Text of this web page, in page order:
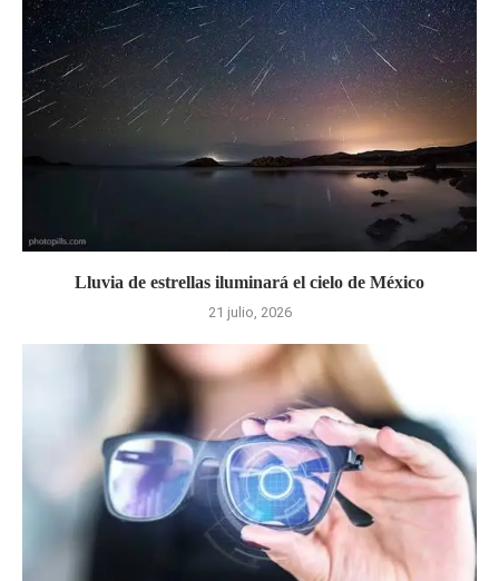
Lluvia de estrellas iluminará el cielo de México
21 julio, 2026